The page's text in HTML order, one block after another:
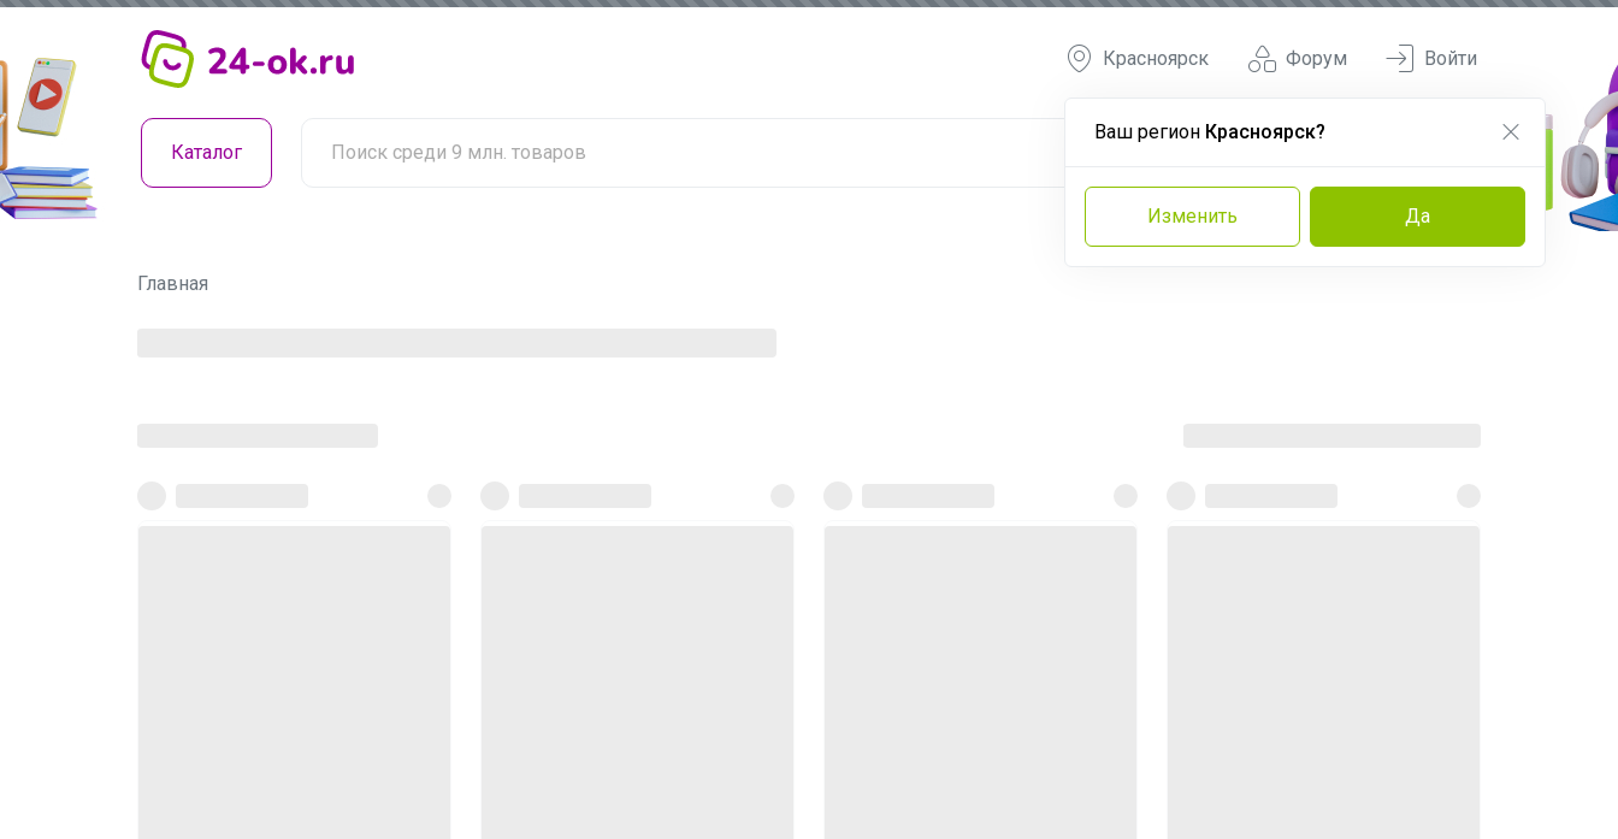
Форум
Красноярск
Ваш регион Красноярск?
Изменить Да
Войти
Каталог
Главная